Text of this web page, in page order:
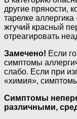
другие пряности,
тарелке
жгучий красный
отреагировать
Замечено! Если
симптомы
слабо. Если при
«химия»,
Симптомы
различными,